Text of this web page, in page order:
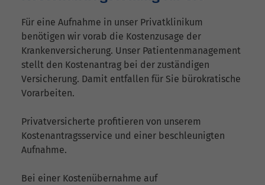
Für eine Aufnahme in unser Privatklinikum
benötigen wir vorab die Kostenzusage der
Krankenversicherung. Unser Patientenmanagement
stellt den Kostenantrag bei der zuständigen
Versicherung. Damit entfallen für Sie bürokratische
Vorarbeiten.
Privatversicherte profitieren von unserem
Kostenantragsservice und einer beschleunigten
Aufnahme.
Bei einer Kostenübernahme auf